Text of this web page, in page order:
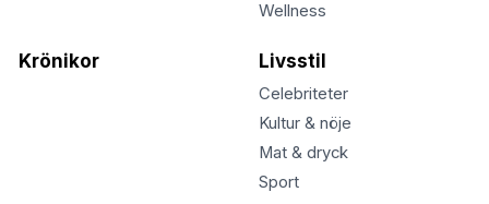
Wellness
Krönikor Livsstil
Celebriteter
Kultur & nöje
Mat & dryck
Sport